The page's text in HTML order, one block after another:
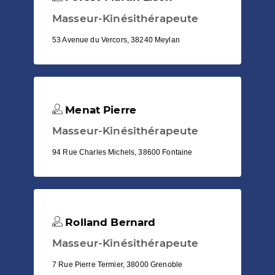
Masseur-Kinésithérapeute
53 Avenue du Vercors, 38240 Meylan
Menat Pierre
Masseur-Kinésithérapeute
94 Rue Charles Michels, 38600 Fontaine
Rolland Bernard
Masseur-Kinésithérapeute
7 Rue Pierre Termier, 38000 Grenoble